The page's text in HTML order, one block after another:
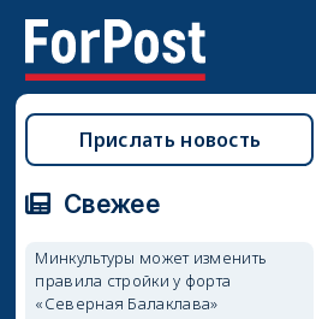
Прислать новость
Свежее
Минкультуры может изменить
правила стройки у форта
«Северная Балаклава»